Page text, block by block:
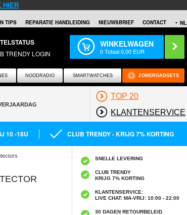
HIER
NL
TIPS REPARATIE HANDLEIDING NIEUWSBRIEF CONTACT
TRENDY LOGIN
WINKELWAGEN
0Totaal0,00 EUR
NOODRADIO SMARTWATCHES ZOMERGADGETS
TOP 20
KLANTENSERVICE
10 -18U CLUB TRENDY - KRIJG 7% KORTING
SNELLE LEVERING
CLUB TRENDY
KRIJG 7% KORTING
KLANTENSERVICE:
LIVE CHAT: MA-VRIJ: 10:00 - 22:00
30 DAGEN RETOURBELEID